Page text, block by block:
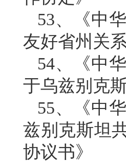
53、《中
友好省州关
54、《中
于乌兹别克
55、《中
兹别克斯坦
协议书》